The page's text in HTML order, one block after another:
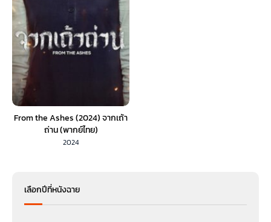
From the Ashes (2024) จากเถ้า
ถ่าน (พากย์ไทย)
2024
เลือกปีที่หนังฉาย